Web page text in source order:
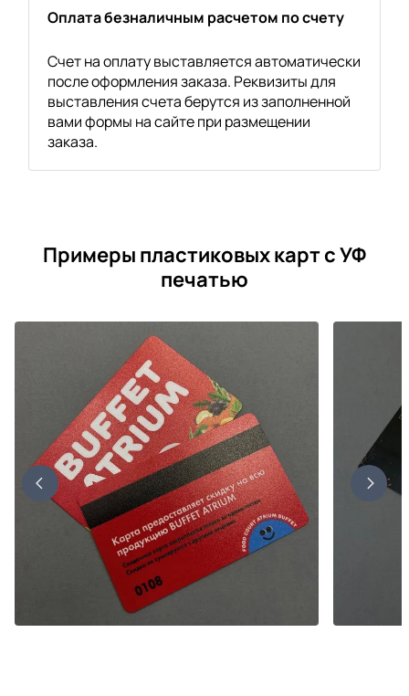
Оплата безналичным расчетом по счету
Счет на оплату выставляется автоматически
после оформления заказа. Реквизиты для
выставления счета берутся из заполненной
вами формы на сайте при размещении
заказа.
Примеры пластиковых карт с УФ
печатью